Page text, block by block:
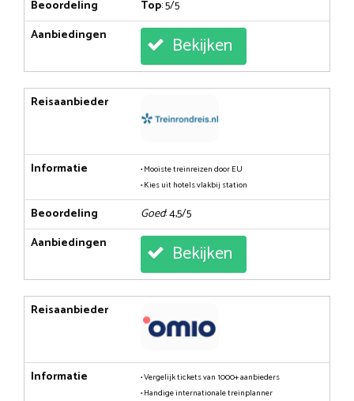
Beoordeling Top: 5/5
Aanbiedingen
Bekijken
Reisaanbieder
Informatie
• Mooiste treinreizen door EU
• Kies uit hotels vlakbij station
Beoordeling Goed: 4,5/5
Aanbiedingen
Bekijken
Reisaanbieder
Informatie
• Vergelijk tickets van 1000+ aanbieders
• Handige internationale treinplanner